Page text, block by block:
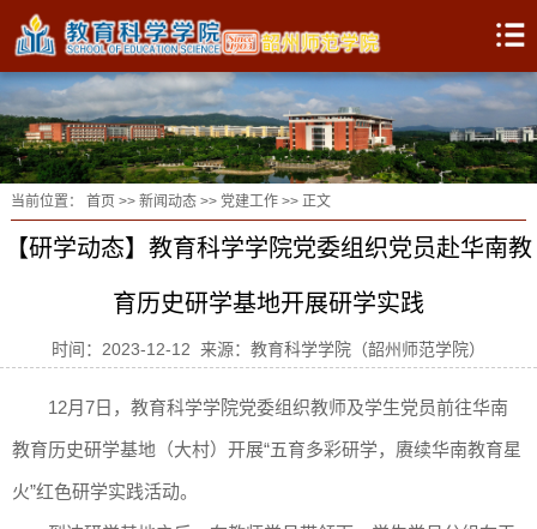
当前位置： 首页 >> 新闻动态>> 党建工作>> 正文
【研学动态】教育科学学院党委组织党员赴华南教
育历史研学基地开展研学实践
时间：2023-12-12 来源：教育科学学院（韶州师范学院）
12月7日，教育科学学院党委组织教师及学生党员前往华南
教育历史研学基地（大村）开展“五育多彩研学，赓续华南教育星
火”红色研学实践活动。